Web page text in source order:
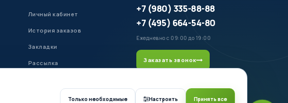
Личный кабинет
История заказов
Закладки
Рассылка
+7 (980) 335-88-88
+7 (495) 664-54-80
Ежедневно с 09:00 до 19:00
Заказать звонок
Только необходимые Настроить Принять все